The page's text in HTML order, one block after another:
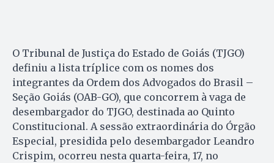
O Tribunal de Justiça do Estado de Goiás (TJGO)
definiu a lista tríplice com os nomes dos
integrantes da Ordem dos Advogados do Brasil –
Seção Goiás (OAB-GO), que concorrem à vaga de
desembargador do TJGO, destinada ao Quinto
Constitucional. A sessão extraordinária do Órgão
Especial, presidida pelo desembargador Leandro
Crispim, ocorreu nesta quarta-feira, 17, no